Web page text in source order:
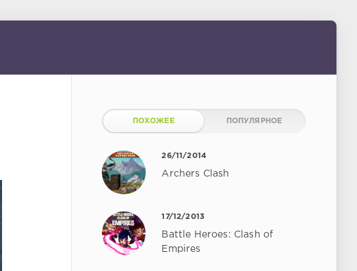
ПОХОЖЕЕ ПОПУЛЯРНОЕ
26/11/2014
Archers Clash
17/12/2013
Battle Heroes: Clash of
Empires